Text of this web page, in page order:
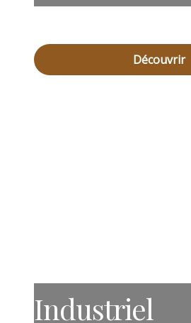
Découvrir
Industriel